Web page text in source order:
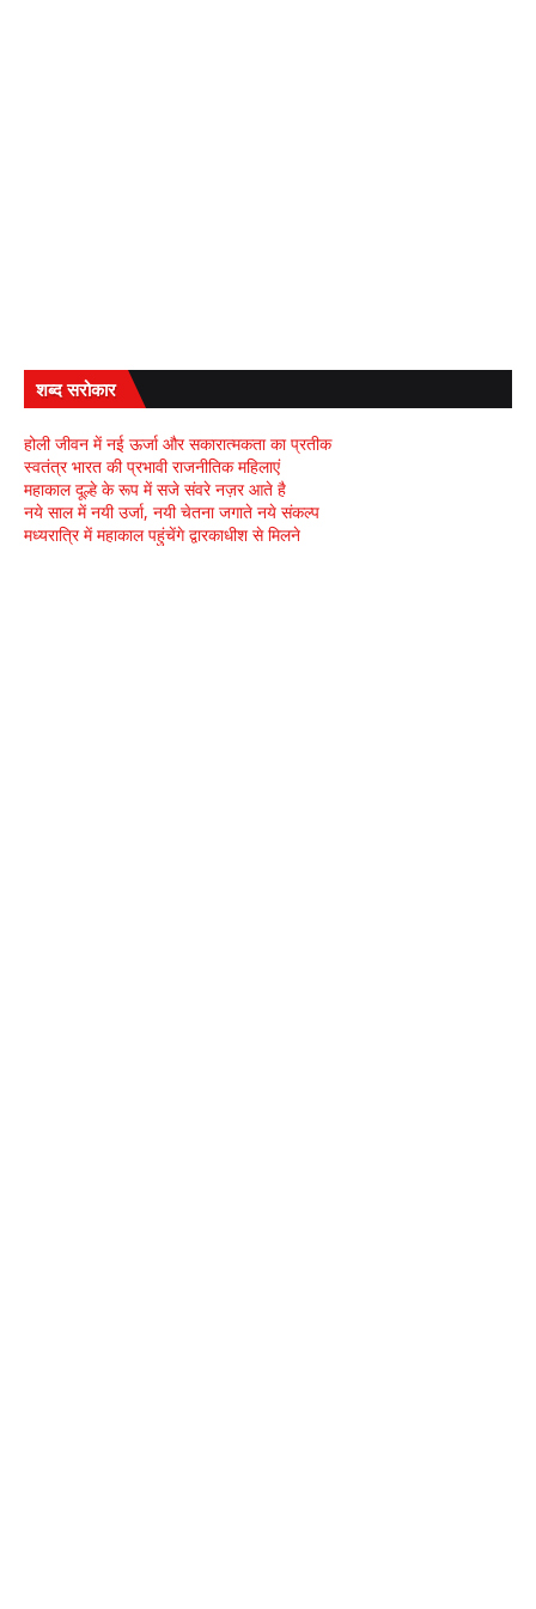
शब्द सरोकार
होली जीवन में नई ऊर्जा और सकारात्मकता का प्रतीक
स्वतंत्र भारत की प्रभावी राजनीतिक महिलाएं
महाकाल दूल्हे के रूप में सजे संवरे नज़र आते है
नये साल में नयी उर्जा, नयी चेतना जगाते नये संकल्प
मध्यरात्रि में महाकाल पहुंचेंगे द्वारकाधीश से मिलने